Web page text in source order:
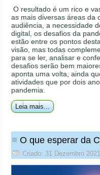
O resultado é um rico e
as mais diversas áreas da
audiência, a necessidade
digital, os desafios da
estão entre os pontos
visão, mas todas
para se ler, analisar e
desafios serão bem
aponta uma volta, ainda
atividades que por dois
pandemia.
Leia mais...
O que esperar da
Criado: 31 Dezembro 2021